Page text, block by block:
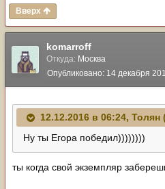
Вверх
komarroff
Откуда: Москва
Опубликовано: 14 декабря
12.12.2016 в 06:24, Толян
Ну ты Егора победил))))))))
ты когда свой экземпляр